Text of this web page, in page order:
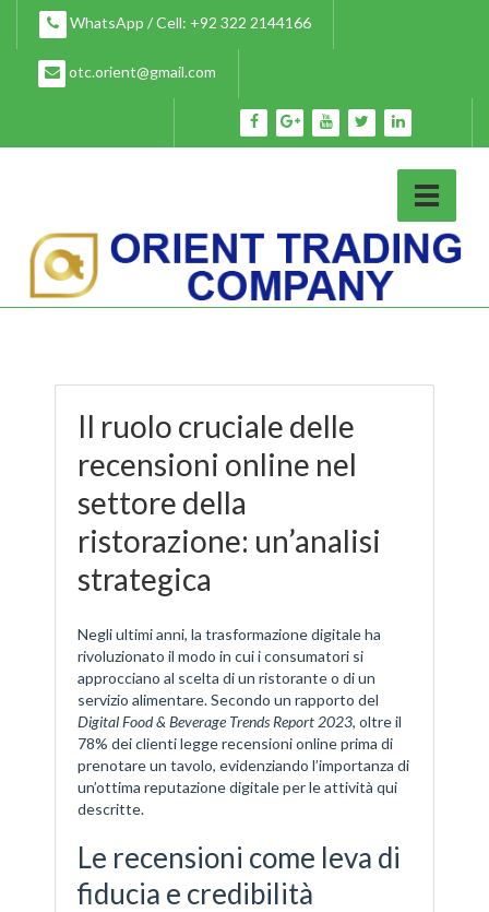
content
WhatsApp / Cell: +92 322 2144166
otc.orient@gmail.com
Il ruolo cruciale delle
recensioni online nel
settore della
ristorazione: un’analisi
strategica
Negli ultimi anni, la trasformazione digitale ha
rivoluzionato il modo in cui i consumatori si
approcciano al scelta di un ristorante o di un
servizio alimentare. Secondo un rapporto del
Digital Food & Beverage Trends Report 2023, oltre il
78% dei clienti legge recensioni online prima di
prenotare un tavolo, evidenziando l’importanza di
un’ottima reputazione digitale per le attività qui
descritte.
Le recensioni come leva di
fiducia e credibilità